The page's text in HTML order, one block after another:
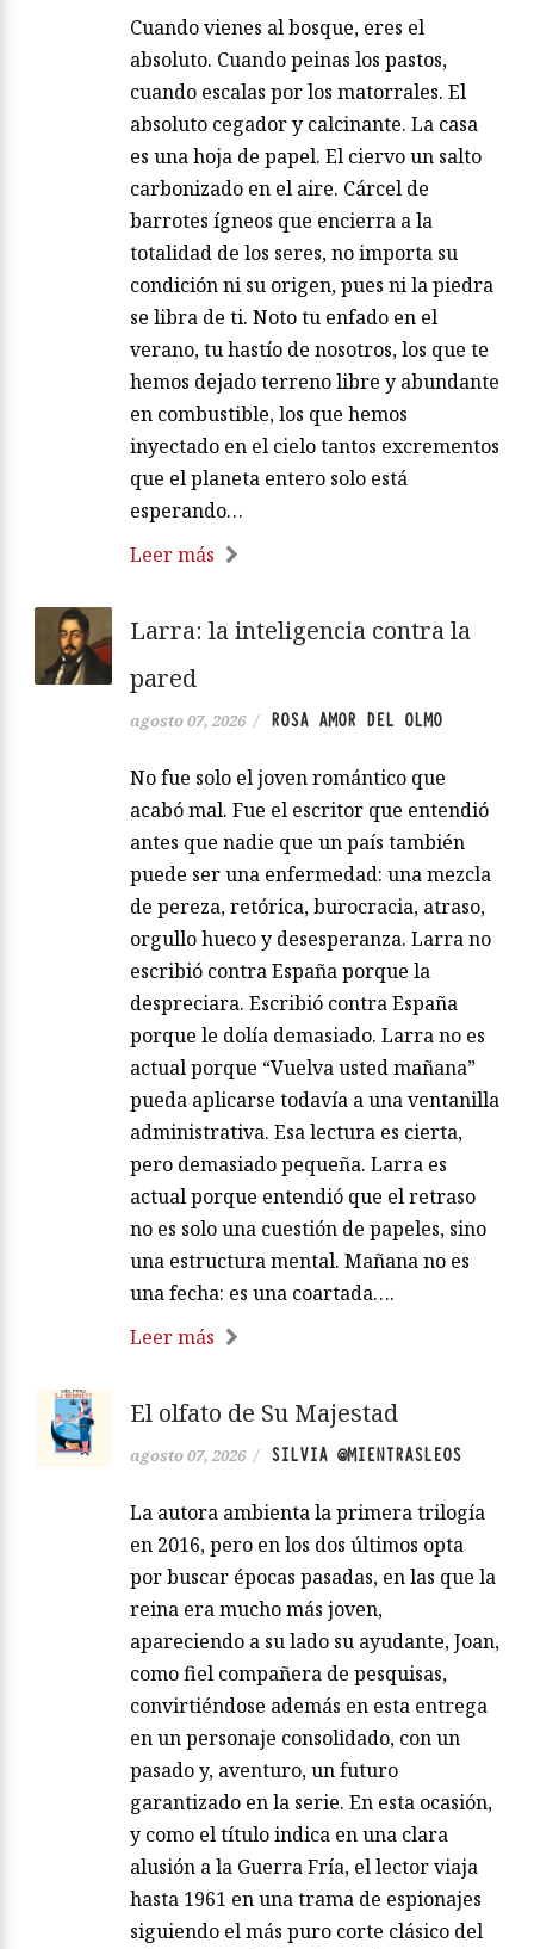
Cuando vienes al bosque, eres el
absoluto. Cuando peinas los pastos,
cuando escalas por los matorrales. El
absoluto cegador y calcinante. La casa
es una hoja de papel. El ciervo un salto
carbonizado en el aire. Cárcel de
barrotes ígneos que encierra a la
totalidad de los seres, no importa su
condición ni su origen, pues ni la piedra
se libra de ti. Noto tu enfado en el
verano, tu hastío de nosotros, los que te
hemos dejado terreno libre y abundante
en combustible, los que hemos
inyectado en el cielo tantos excrementos
que el planeta entero solo está
esperando…
Leer más
Larra: la inteligencia contra la
pared
agosto 07, 2026 / ROSA AMOR DEL OLMO
No fue solo el joven romántico que
acabó mal. Fue el escritor que entendió
antes que nadie que un país también
puede ser una enfermedad: una mezcla
de pereza, retórica, burocracia, atraso,
orgullo hueco y desesperanza. Larra no
escribió contra España porque la
despreciara. Escribió contra España
porque le dolía demasiado. Larra no es
actual porque “Vuelva usted mañana”
pueda aplicarse todavía a una ventanilla
administrativa. Esa lectura es cierta,
pero demasiado pequeña. Larra es
actual porque entendió que el retraso
no es solo una cuestión de papeles, sino
una estructura mental. Mañana no es
una fecha: es una coartada….
Leer más
El olfato de Su Majestad
agosto 07, 2026 / SILVIA @MIENTRASLEOS
La autora ambienta la primera trilogía
en 2016, pero en los dos últimos opta
por buscar épocas pasadas, en las que la
reina era mucho más joven,
apareciendo a su lado su ayudante, Joan,
como fiel compañera de pesquisas,
convirtiéndose además en esta entrega
en un personaje consolidado, con un
pasado y, aventuro, un futuro
garantizado en la serie. En esta ocasión,
y como el título indica en una clara
alusión a la Guerra Fría, el lector viaja
hasta 1961 en una trama de espionajes
siguiendo el más puro corte clásico del